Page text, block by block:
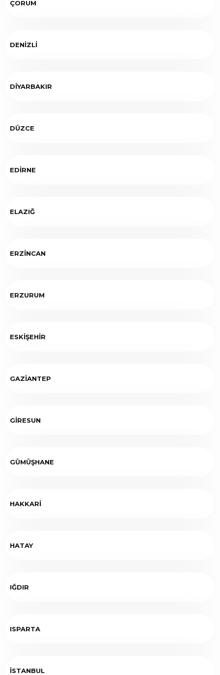
ÇORUM
DENİZLİ
DİYARBAKIR
DÜZCE
EDİRNE
ELAZIĞ
ERZİNCAN
ERZURUM
ESKİŞEHİR
GAZİANTEP
GİRESUN
GÜMÜŞHANE
HAKKARİ
HATAY
IĞDIR
ISPARTA
İSTANBUL